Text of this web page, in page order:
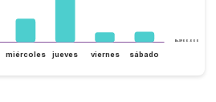
Bs.S900.000
miércoles jueves viernes sábado